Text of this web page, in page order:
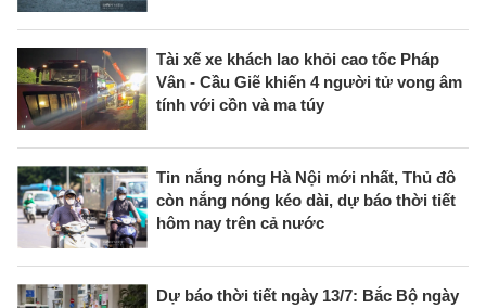
Tài xế xe khách lao khỏi cao tốc Pháp
Vân - Cầu Giẽ khiến 4 người tử vong âm
tính với cồn và ma túy
Tin nắng nóng Hà Nội mới nhất, Thủ đô
còn nắng nóng kéo dài, dự báo thời tiết
hôm nay trên cả nước
Dự báo thời tiết ngày 13/7: Bắc Bộ ngày